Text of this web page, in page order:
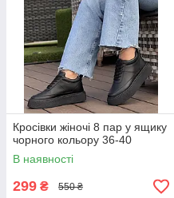
Кросівки жіночі 8 пар у ящику
чорного кольору 36-40
В наявності
299 ₴ 550 ₴